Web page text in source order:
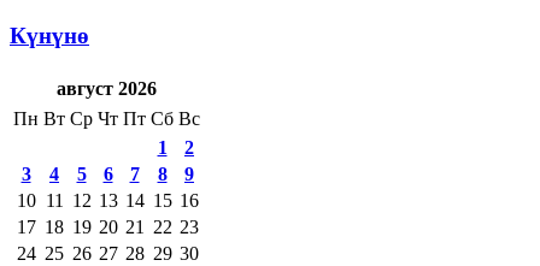
Күнүнө
август 2026
Пн Вт Ср Чт Пт Сб Вс
1
2
3
4 5 6 7 8
9
10 11 12 13 14 15 16
17 18 19 20 21 22 23
24 25 26 27 28 29 30